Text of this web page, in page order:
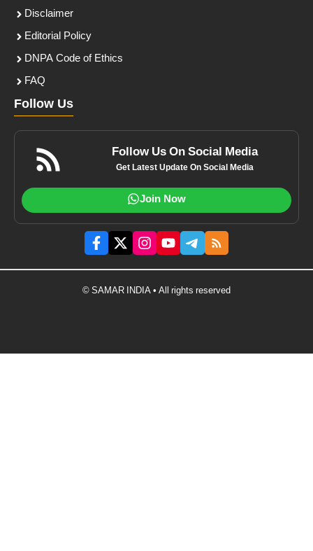
Disclaimer
Editorial Policy
DNPA Code of Ethics
FAQ
Follow Us
Follow Us On Social Media
Get Latest Update On Social Media
Join Now
© SAMAR INDIA • All rights reserved